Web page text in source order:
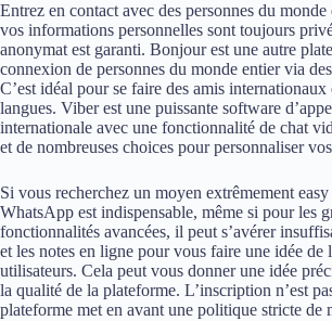
Entrez en contact avec des personnes du monde
vos informations personnelles sont toujours
anonymat est garanti. Bonjour est une autre
connexion de personnes du monde entier via
C’est idéal pour se faire des amis
langues. Viber est une puissante software
internationale avec une fonctionnalité de chat
et de nombreuses choices pour personnaliser
Si vous recherchez un moyen extrêmement
WhatsApp est indispensable, même si pour les
fonctionnalités avancées, il peut s’avérer
et les notes en ligne pour vous faire une idée de
utilisateurs. Cela peut vous donner une idée
la qualité de la plateforme. L’inscription n’est
plateforme met en avant une politique stricte de